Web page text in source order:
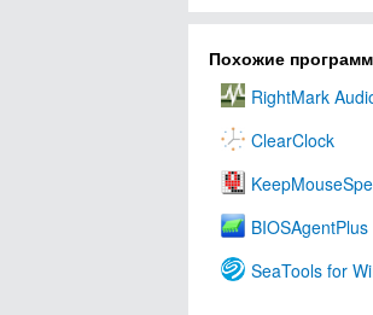
Похожие
RightMark
ClearClock
BIOSAgentPlus
SeaTools for